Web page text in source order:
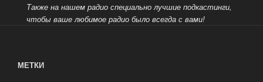
Также на нашем радио специально лучшие подкастинги,
чтобы ваше любимое радио было всегда с вами!
МЕТКИ